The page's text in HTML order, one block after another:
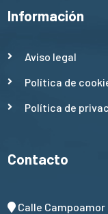
Información
Aviso legal
Política de
Política de
Contacto
Calle Campoamor